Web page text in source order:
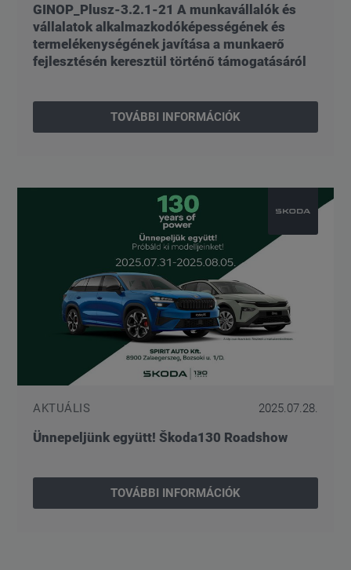
GINOP_Plusz-3.2.1-21 A munkavállalók és
vállalatok alkalmazkodóképességének és
termelékenységének javítása a munkaerő
fejlesztésén keresztül történő támogatásáról
TOVÁBBI INFORMÁCIÓK
AKTUÁLIS 2025.07.28.
Ünnepeljünk együtt! Škoda130 Roadshow
TOVÁBBI INFORMÁCIÓK